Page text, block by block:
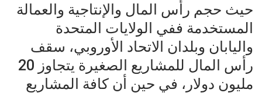
حيث حجم رأس المال والإنتاجية والعمالة
المستخدمة ففي الولايات المتحدة
واليابان وبلدان الاتحاد الأوروبي، سقف
رأس المال للمشاريع الصغيرة يتجاوز 20
مليون دولار، في حين أن كافة المشاريع